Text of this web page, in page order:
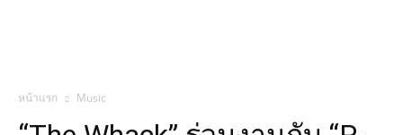
หน้าแรก Music